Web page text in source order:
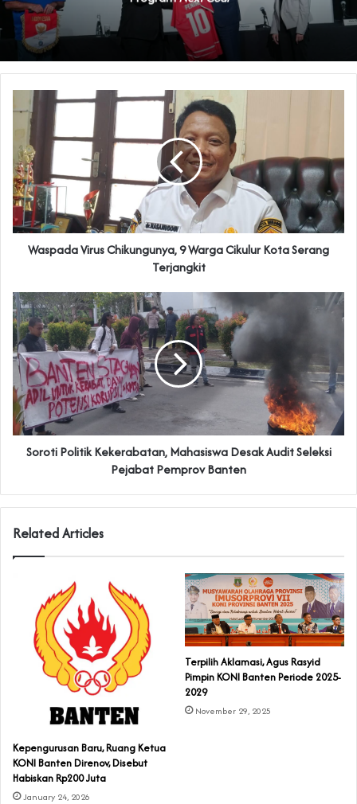
‎Waspada Virus Chikungunya, 9 Warga Cikulur Kota Serang
Terjangkit
Soroti Politik Kekerabatan, Mahasiswa Desak Audit Seleksi
Pejabat Pemprov Banten
Related Articles
Kepengurusan Baru, Ruang Ketua
KONI Banten Direnov, Disebut
Habiskan Rp200 Juta
January 24, 2026
Terpilih Aklamasi, Agus Rasyid
Pimpin KONI Banten Periode 2025-
2029
November 29, 2025